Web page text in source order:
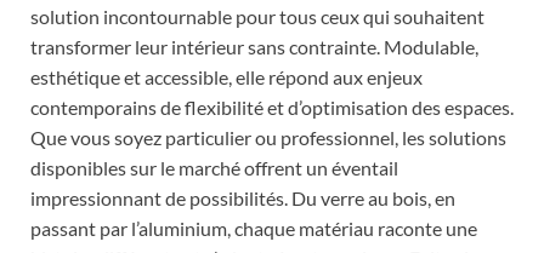
solution incontournable pour tous ceux qui souhaitent
transformer leur intérieur sans contrainte. Modulable,
esthétique et accessible, elle répond aux enjeux
contemporains de flexibilité et d’optimisation des espaces.
Que vous soyez particulier ou professionnel, les solutions
disponibles sur le marché offrent un éventail
impressionnant de possibilités. Du verre au bois, en
passant par l’aluminium, chaque matériau raconte une